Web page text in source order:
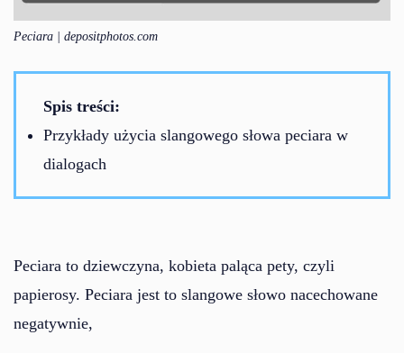
Peciara | depositphotos.com
Spis treści:
Przykłady użycia slangowego słowa peciara w
dialogach
Peciara to dziewczyna, kobieta paląca pety, czyli
papierosy. Peciara jest to slangowe słowo nacechowane
negatywnie,